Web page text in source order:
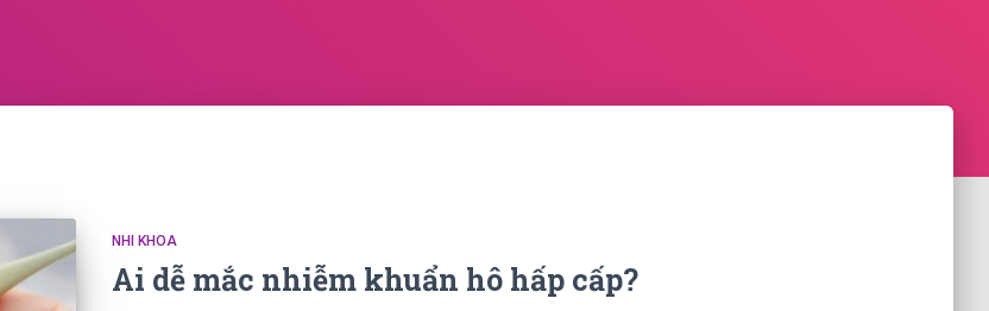
NHI KHOA
Ai dễ mắc nhiễm khuẩn hô hấp cấp?